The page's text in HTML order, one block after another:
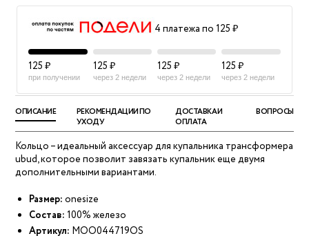
4 платежа по 125 ₽
125 ₽
при получении
125 ₽
через 2 недели
125 ₽
через 2 недели
125 ₽
через 2 недели
ОПИСАНИЕ
РЕКОМЕНДАЦИИ ПО
УХОДУ
ДОСТАВКА И
ОПЛАТА
ВОПРОСЫ
Кольцо – идеальный аксессуар для купальника трансформера
ubud, которое позволит завязать купальник еще двумя
дополнительными вариантами.
Размер: onesize
Состав: 100% железо
Артикул: MOO044719OS